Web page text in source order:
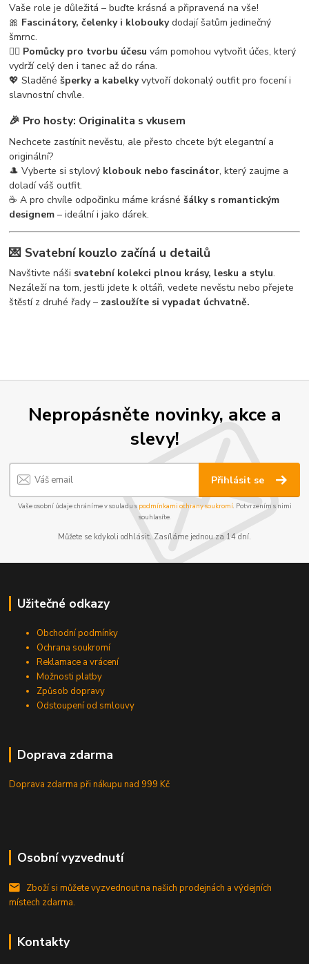
Vaše role je důležitá – buďte krásná a připravená na vše!
🎀 Fascinátory, čelenky i kloboukydodají šatům jedinečný
šmrnc.
💁‍♀️ Pomůcky pro tvorbu účesu vám pomohou vytvořit účes, který
vydrží celý den i tanec až do rána.
💖 Sladěnéšperky a kabelkyvytvoří dokonalý outfit pro focení i
slavnostní chvíle.
🎉 Pro hosty: Originalita s vkusem
Nechcete zastínit nevěstu, ale přesto chcete být elegantní a
originální?
🎩 Vyberte si stylový klobouk nebo fascinátor, který zaujme a
doladí váš outfit.
☕ A pro chvíle odpočinku máme krásnéšálky s romantickým
designem – ideální i jako dárek.
💌 Svatební kouzlo začíná u detailů
Navštivte náši svatební kolekci plnou krásy, lesku a stylu.
Nezáleží na tom, jestli jdete k oltáři, vedete nevěstu nebo přejete
štěstí z druhé řady – zasloužíte si vypadat úchvatně.
Nepropásněte novinky, akce a
slevy!
Přihlásit se
Vaše osobní údaje chráníme v souladu s podmínkami ochrany soukromí. Potvrzením s nimi
souhlasíte.
Můžete se kdykoli odhlásit. Zasíláme jednou za 14 dní.
Užitečné odkazy
Obchodní podmínky
Ochrana soukromí
Reklamace a vrácení
Možnosti platby
Způsob dopravy
Odstoupení od smlouvy
Doprava zdarma
Doprava zdarma při nákupunad 999 Kč
Osobní vyzvednutí
Zboží si můžete vyzvednout na našich prodejnách a výdejních
místech zdarma.
Kontakty